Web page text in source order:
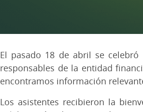
El pasado 18 de abril se
responsables de la entidad
encontramos información
Los asistentes recibieron la